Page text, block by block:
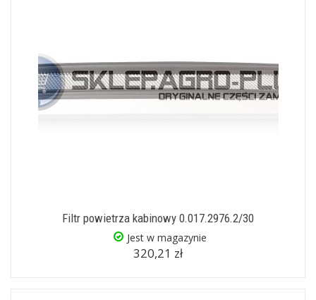
Filtr powietrza kabinowy 0.017.2976.2/30
Jest w magazynie
320,21 zł